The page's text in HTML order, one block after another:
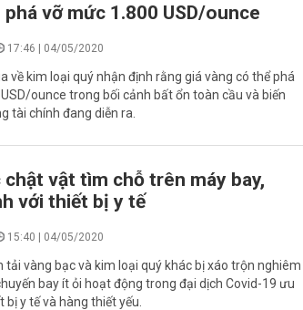
phá vỡ mức 1.800 USD/ounce
17:46 | 04/05/2020
về kim loại quý nhận định rằng giá vàng có thể phá
ounce trong bối cảnh bất ổn toàn cầu và biến
tài chính đang diễn ra.
chật vật tìm chỗ trên máy bay,
với thiết bị y tế
15:40 | 04/05/2020
tải vàng bạc và kim loại quý khác bị xáo trộn nghiêm
bay ít ỏi hoạt động trong đại dịch Covid-19 ưu
y tế và hàng thiết yếu.